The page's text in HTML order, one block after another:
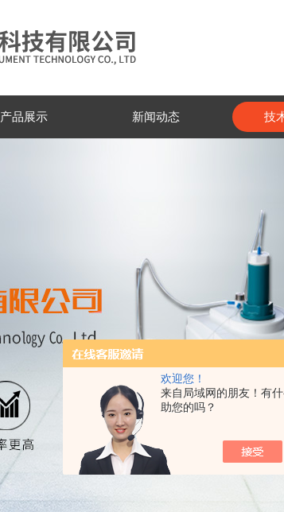
欢迎您！
来自局域网的朋友！有
助您的吗？
产品展示 新闻动态 技